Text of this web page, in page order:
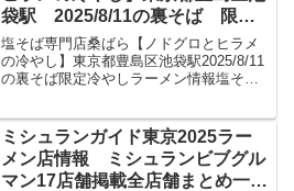
袋駅 2025/8/11の裏そば 限定
冷やしラーメン情報
塩そば専門店桑ばら【ノドグロとヒラメ
の冷やし】東京都豊島区池袋駅2025/8/11
の裏そば限定冷やしラーメン情報塩そば
からも徒歩圏内の立地です。池袋駅から
見てサンシャイ...
ミシュランガイド東京2025ラー
メン店情報 ミシュランビブグル
マン17店舗掲載全店舗まとめ一覧